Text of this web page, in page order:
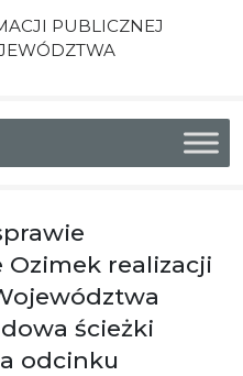
PUBLICZNEJ
realizacji
ścieżki
odcinku